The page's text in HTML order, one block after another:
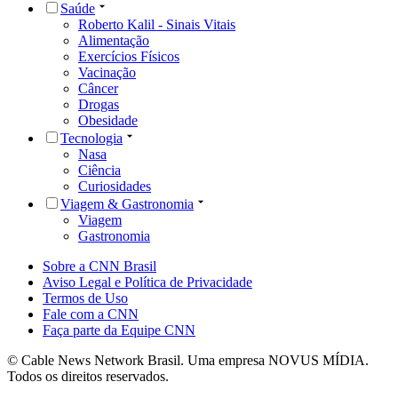
Saúde
Roberto Kalil - Sinais Vitais
Alimentação
Exercícios Físicos
Vacinação
Câncer
Drogas
Obesidade
Tecnologia
Nasa
Ciência
Curiosidades
Viagem & Gastronomia
Viagem
Gastronomia
Sobre a CNN Brasil
Aviso Legal e Política de Privacidade
Termos de Uso
Fale com a CNN
Faça parte da Equipe CNN
© Cable News Network Brasil. Uma empresa NOVUS MÍDIA.
Todos os direitos reservados.